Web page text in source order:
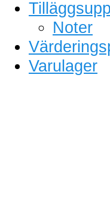
Noter
Varulager